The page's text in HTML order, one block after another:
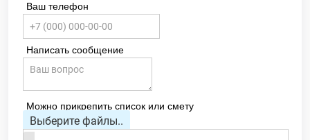
Ваш телефон
Написать сообщение
Можно прикрепить список или смету
Выберите файлы..